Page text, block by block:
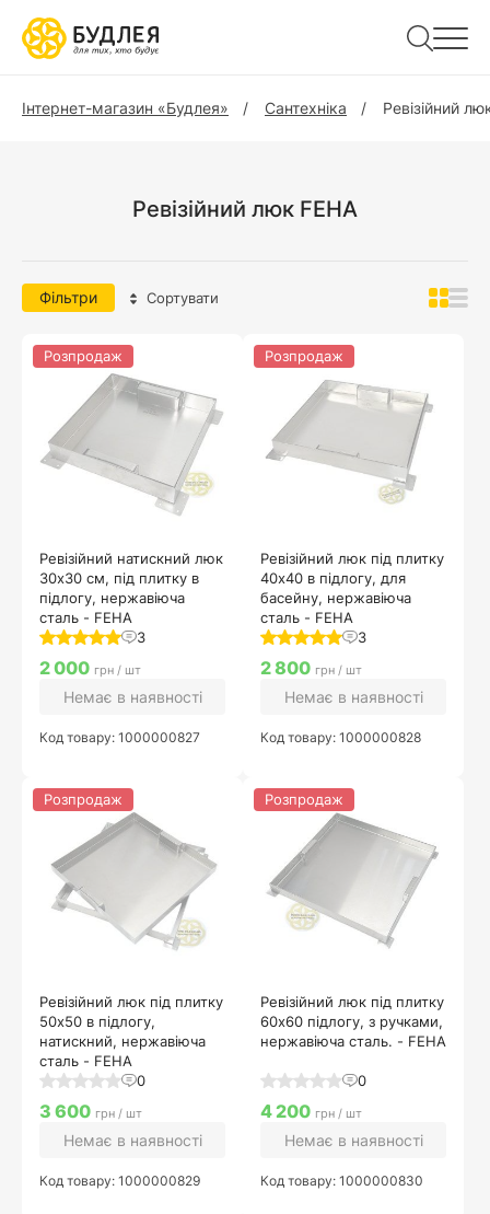
Інтернет-магазин «Будлея» Сантехніка Ревізійний
Ревізійний люк FEHA
Фільтри Сортувати
Ревізійний натискний люк
30х30 см, під плитку в
підлогу, нержавіюча
сталь - FEHA
3
Розпродаж
2 000 грн / шт
Немає в наявності
Код товару: 1000000827
Ревізійний люк під плитку
40х40 в підлогу, для
басейну, нержавіюча
сталь - FEHA
3
Розпродаж
2 800 грн / шт
Немає в наявності
Код товару: 1000000828
Ревізійний люк під плитку
50х50 в підлогу,
натискний, нержавіюча
сталь - FEHA
0
Розпродаж
3 600 грн / шт
Немає в наявності
Код товару: 1000000829
Ревізійний люк під плитку
60х60 підлогу, з ручками,
нержавіюча сталь. - FEHA
0
Розпродаж
4 200 грн / шт
Немає в наявності
Код товару: 1000000830